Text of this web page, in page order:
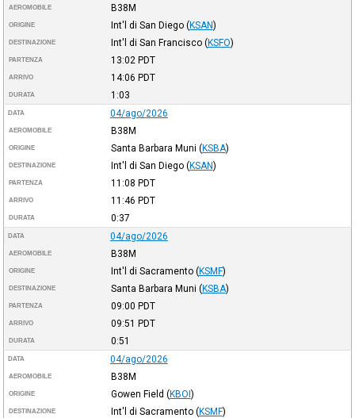
AEROMOBILE B38M
ORIGINE Int'l di San Diego (KSAN)
DESTINAZIONE Int'l di San Francisco (KSFO)
PARTENZA 13:02 PDT
ARRIVO 14:06 PDT
DURATA 1:03
DATA 04/ago/2026
AEROMOBILE B38M
ORIGINE Santa Barbara Muni (KSBA)
DESTINAZIONE Int'l di San Diego (KSAN)
PARTENZA 11:08 PDT
ARRIVO 11:46 PDT
DURATA 0:37
DATA 04/ago/2026
AEROMOBILE B38M
ORIGINE Int'l di Sacramento (KSMF)
DESTINAZIONE Santa Barbara Muni (KSBA)
PARTENZA 09:00 PDT
ARRIVO 09:51 PDT
DURATA 0:51
DATA 04/ago/2026
AEROMOBILE B38M
ORIGINE Gowen Field (KBOI)
DESTINAZIONE Int'l di Sacramento (KSMF)